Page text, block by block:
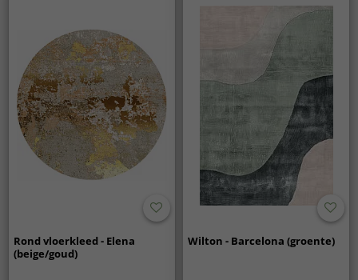
Rond vloerkleed - Elena
(beige/goud)
Wilton - Barcelona (groente)